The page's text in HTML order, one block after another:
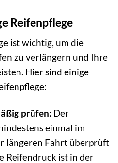
Reifenpflege
ist wichtig, um die
zu verlängern und Ihre
Hier sind einige
prüfen: Der
einmal im
längeren Fahrt überprüft
Reifendruck ist in der